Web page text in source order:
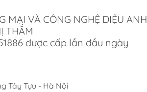
thước, dung tích
18/10 cao cấp
kể cả bếp từ
MẠI VÀ CÔNG NGHỆ DIỆU ANH
THẮM
được cấp lần đầu ngày
Tây Tựu - Hà Nội